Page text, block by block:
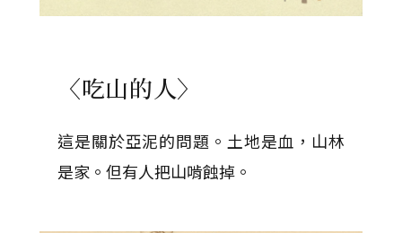
〈吃山的人〉
這是關於亞泥的問題。土地是血，山林
是家。但有人把山啃蝕掉。